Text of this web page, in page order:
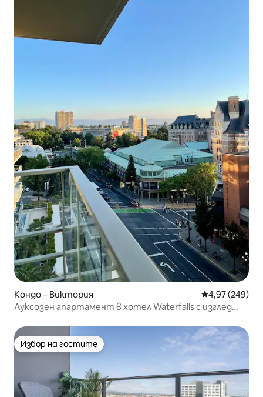
Кондо – Виктория Средна
4,97 (249)
Луксозен апартамент в хотел Waterfalls с изглед
Избор на гостите
Избор на гостите